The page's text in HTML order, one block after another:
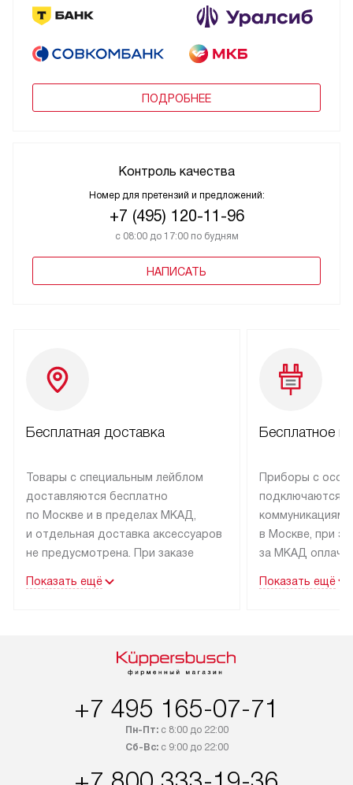
ПОДРОБНЕЕ
Контроль качества
Номер для претензий и предложений:
+7 (495) 120-11-96
с 08:00 до 17:00 по будням
НАПИСАТЬ
Бесплатная доставка
Товары с специальным лейблом
доставляются бесплатно
по Москве и в пределах МКАД,
и отдельная доставка аксессуаров
не предусмотрена. При заказе
рекомендуем обсудить
быть отправлены покупателю
интересен товар «Под заказ»,
обсудите возможность его
приобретения с менеджером сайта.
доставляются бесплатно
Показать ещё
Бесплатное
Приборы с
подключаются к
коммуникациям
в Москве, при
за МКАД
партнера
по монтажу
материалы.
Показать ещё
+7 495 165-07-71
Пн-Пт:с 8:00 до 22:00
Сб-Вс:с 9:00 до 22:00